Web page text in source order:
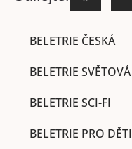
BELETRIE ČESKÁ
BELETRIE SVĚTOVÁ
BELETRIE SCI-FI
BELETRIE PRO DĚTI